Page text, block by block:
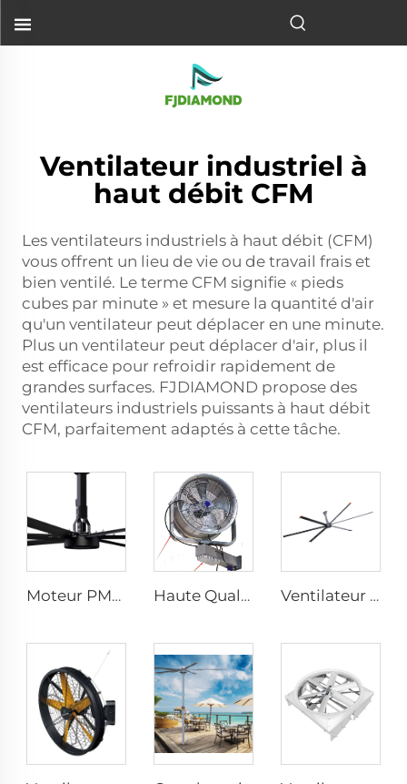
Ventilateur industriel à
haut débit CFM
Les ventilateurs industriels à haut débit (CFM)
vous offrent un lieu de vie ou de travail frais et
bien ventilé. Le terme CFM signifie « pieds
cubes par minute » et mesure la quantité d'air
qu'un ventilateur peut déplacer en une minute.
Plus un ventilateur peut déplacer d'air, plus il
est efficace pour refroidir rapidement de
grandes surfaces. FJDIAMOND propose des
ventilateurs industriels puissants à haut débit
CFM, parfaitement adaptés à cette tâche.
Moteur PMSM IE5 24ft grands ventilateurs industriels HVLS type avec alimentation AC 7.3m ventilateurs électriques pour usine laitière 380V tension Haute Qualité 220V Ventilateur de Brume d'Eau Industriel Refroidisseur Bon Marché Ventilateur Murale pour Usines et Restaurants Ventilateur d'église 24ft HVLS 7.3m grand ventilateur de plafond en aluminium pour la ventilation